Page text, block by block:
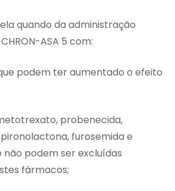
quando da administração
ASA 5 com:
podem ter aumentado o efeito
probenecida,
furosemida e
não podem ser excluídas
fármacos;